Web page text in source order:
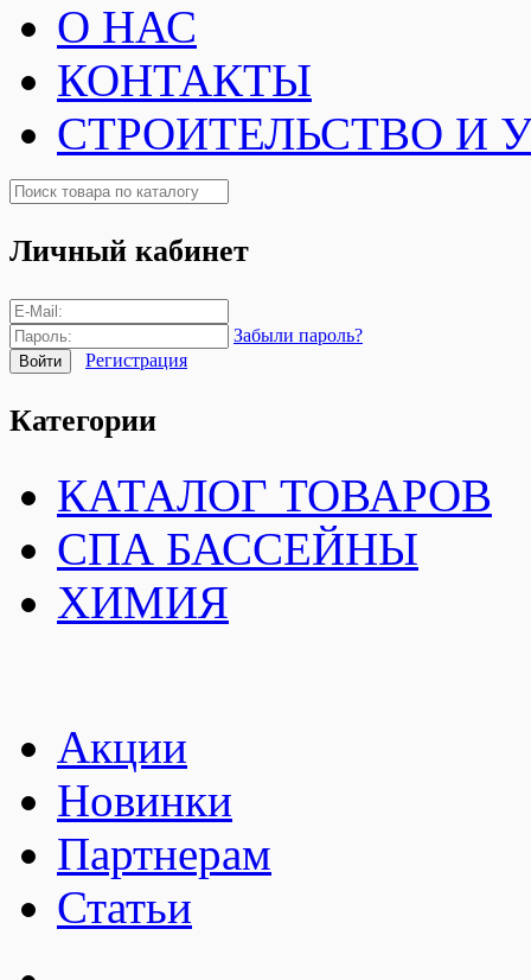
О НАС
КОНТАКТЫ
СТРОИТЕЛЬСТВО И
Личный кабинет
Забыли пароль?
Регистрация
Категории
КАТАЛОГ ТОВАРОВ
СПА БАССЕЙНЫ
ХИМИЯ
Акции
Новинки
Партнерам
Статьи